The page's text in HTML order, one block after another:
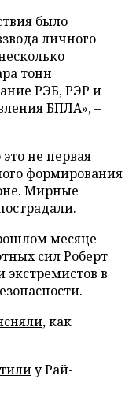
было
личного
тонн
РЭБ, РЭР и
БПЛА», –
не первая
формирования
Мирные
месяце
сил Роберт
экстремистов в
, как
у Рай-